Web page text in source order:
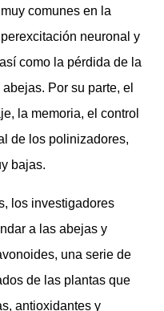
comunes en la
neuronal y
como la pérdida de la
Por su parte, el
la memoria, el control
de los polinizadores,
bajas.
los investigadores
a las abejas y
una serie de
de las plantas que
antioxidantes y